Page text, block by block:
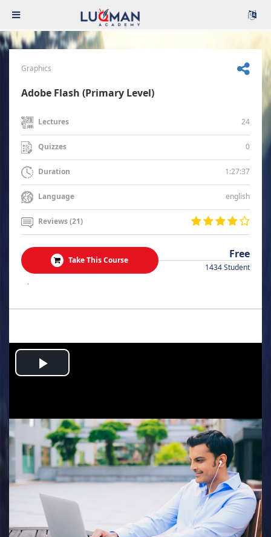
Graphics
Adobe Flash (Primary Level)
Lectures 24
Quizzes 0
Duration 1:27:37
Language english
Reviews (21)
Take This Course Free
1434 Student
.
Play